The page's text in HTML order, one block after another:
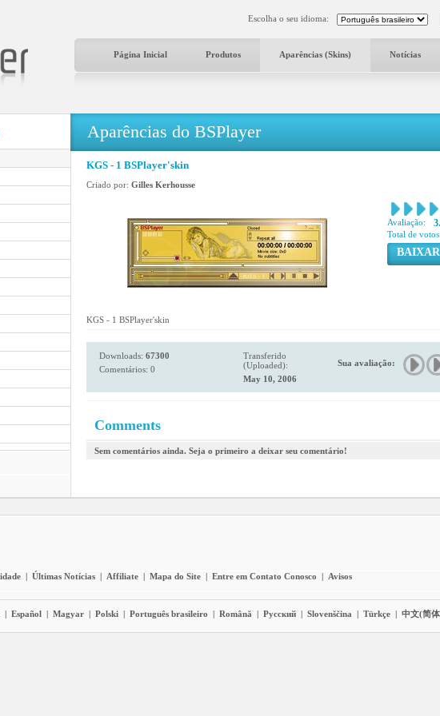
Escolha o seu idioma:
Página Inicial Produtos Aparências (Skins) Notícias
Aparências do BSPlayer
KGS - 1 BSPlayer'skin
Criado por: Gilles Kerhousse
Avaliação:
Total de votos:
BAIXAR
KGS - 1 BSPlayer'skin
Downloads: 67300
Comentários: 0
Transferido
(Uploaded):
May 10, 2006
Sua avaliação:
Comments
Sem comentários ainda. Seja o primeiro a deixar seu comentário!
| Últimas Notícias | Affiliate | Mapa do Site | Entre em Contato Conosco | Avisos
| Español | Magyar | Polski | Português brasileiro | Română | Pyccĸий | Slovenščina | Türkçe | 中文(简